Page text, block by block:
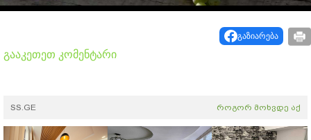
Videoგაზიარება
გააკეთეთ კომენტარი
SS.GE როგორ მოხვდე აქ